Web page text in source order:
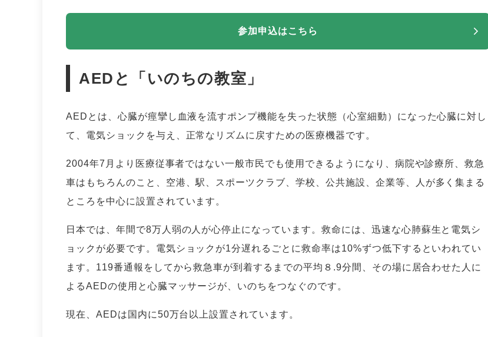
参加申込はこちら
AEDと「いのちの教室」
AEDとは、心臓が痙攣し血液を流すポンプ機能を失った状態（心室細動）になった心臓に対し
て、電気ショックを与え、正常なリズムに戻すための医療機器です。
2004年7月より医療従事者ではない一般市民でも使用できるようになり、病院や診療所、救急
車はもちろんのこと、空港、駅、スポーツクラブ、学校、公共施設、企業等、人が多く集まる
ところを中心に設置されています。
日本では、年間で8万人弱の人が心停止になっています。救命には、迅速な心肺蘇生と電気シ
ョックが必要です。電気ショックが1分遅れるごとに救命率は10%ずつ低下するといわれてい
ます。119番通報をしてから救急車が到着するまでの平均８.9分間、その場に居合わせた人に
よるAEDの使用と心臓マッサージが、いのちをつなぐのです。
現在、AEDは国内に50万台以上設置されています。